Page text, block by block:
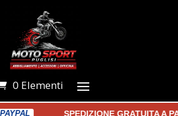
0 Elementi
SPEDIZIONE GRATUITA A